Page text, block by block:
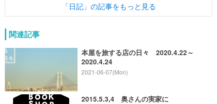
「日記」の記事をもっと見る
関連記事
本屋を旅する店の日々 2020.4.22～
2020.4.24
2021-06-07(Mon)
2015.5.3,4 奥さんの実家に